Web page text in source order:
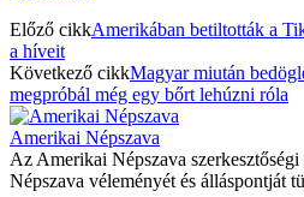
Előző cikkAmerikában betiltották a
a híveit
Következő cikkMagyar miután
megpróbál még egy bőrt lehúzni róla
Amerikai Népszava
Az Amerikai Népszava
Népszava véleményét és álláspontját